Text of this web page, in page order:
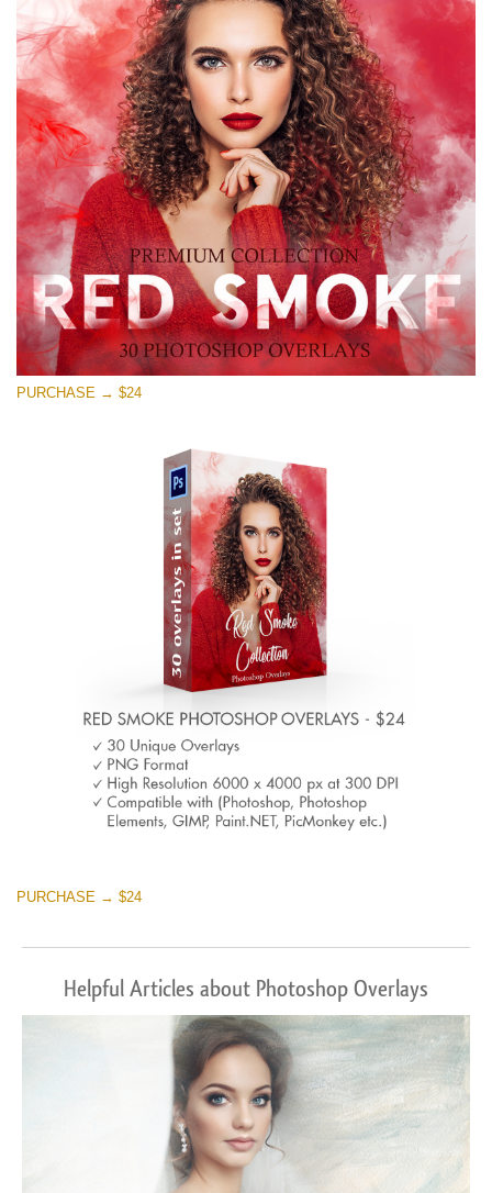
Large 6000*4000px
Entire Collection
(1783 Overlays)
Large 6000*4000px
무료 다운로드
PURCHASE → $24
PURCHASE → $24
Helpful Articles about Photoshop Overlays